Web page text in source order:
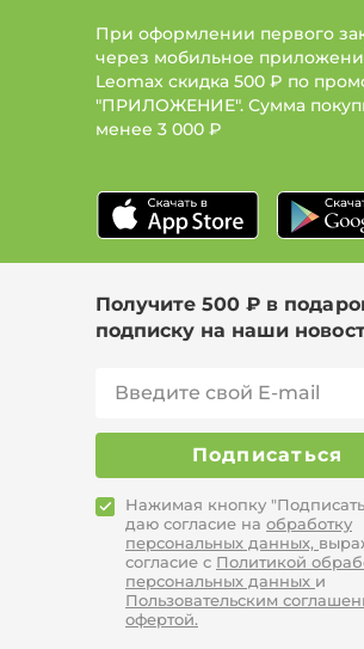
При оформлении первого
через мобильное
Leomax скидка 500 ₽ по
"ПРИЛОЖЕНИЕ". Сумма
менее 3 000 ₽
Получите 500 ₽ в
подписку на наши
Подписаться
Нажимая кнопку
даю согласие на обработку
персональных данных,
согласие с Политикой
персональных данных и
Пользовательским
офертой.